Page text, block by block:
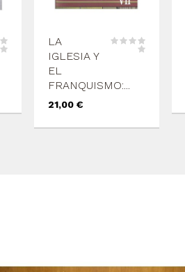
LA
IGLESIA Y
EL
FRANQUISMO:...
Precio
21,00 €